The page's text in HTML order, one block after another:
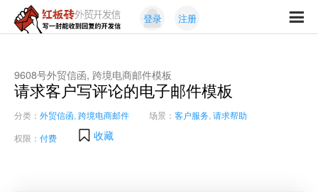
红
砖
外
贸
开
发
信
封
能
到
回
登录 注册
9608号外贸信函, 跨境电商邮件模板
请求客户写评论的电子邮件模板
分类： 外贸信函 跨境电商邮件 场景： 客户服务 请求帮助
权限： 付费 收藏